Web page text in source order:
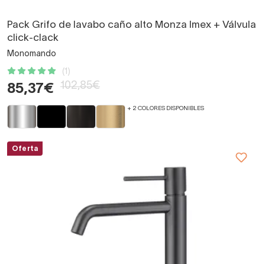
Pack Grifo de lavabo caño alto Monza Imex + Válvula
click-clack
Monomando
(1)
85,37€ 102,85€
+ 2 COLORES DISPONIBLES
Oferta